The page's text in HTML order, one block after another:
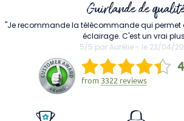
Guirlande de
"Je recommande la télécommande qui permet
éclairage. C'est un vrai
5/5 par Aurélie - le 23/04/
from 3322 reviews